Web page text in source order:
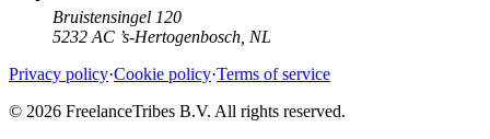
Bruistensingel 120
5232 AC ’s-Hertogenbosch NL
Privacy policy·Cookie policy·Terms of service
© 2026 FreelanceTribes B.V. All rights reserved.